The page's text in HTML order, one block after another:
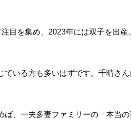
目を集め、2023年には双子を出産
いる方も多いはずです。千晴さ
ば、一夫多妻ファミリーの「本当